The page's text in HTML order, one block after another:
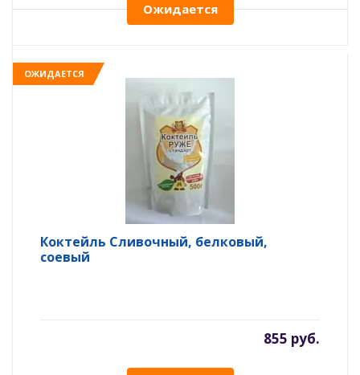
Ожидается
ОЖИДАЕТСЯ
Коктейль Сливочный, белковый,
соевый
855 руб.